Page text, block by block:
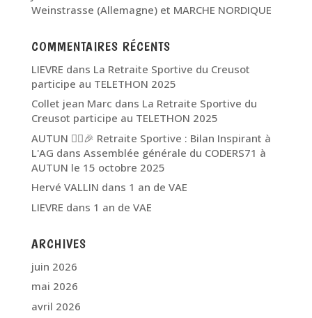
Weinstrasse (Allemagne) et MARCHE NORDIQUE
COMMENTAIRES RÉCENTS
LIEVRE dans La Retraite Sportive du Creusot
participe au TELETHON 2025
Collet jean Marc dans La Retraite Sportive du
Creusot participe au TELETHON 2025
AUTUN 🏃‍♂️🎉 Retraite Sportive : Bilan Inspirant à
L'AG dans Assemblée générale du CODERS71 à
AUTUN le 15 octobre 2025
Hervé VALLIN dans 1 an de VAE
LIEVRE dans 1 an de VAE
ARCHIVES
juin 2026
mai 2026
avril 2026